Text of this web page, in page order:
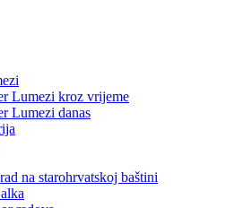
Lumezi kroz vrijeme
Lumezi danas
na starohrvatskoj baštini